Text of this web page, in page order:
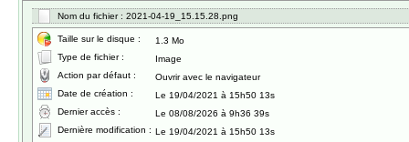
Nom du fichier : 2021-04-19_15.15.28.png
Taille sur le disque :
1.3 Mo
Type de fichier :
Image
Action par défaut :
Ouvrir avec le navigateur
Date de création :
Le 19/04/2021 à 15h50 13s
Dernier accès :
Le 08/08/2026 à 9h36 39s
Dernière modification : Le 19/04/2021 à 15h50 13s